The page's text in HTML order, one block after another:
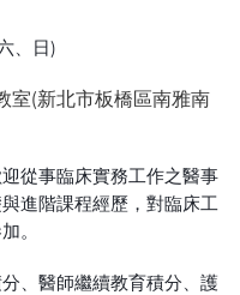
、日)
室(新北市板橋區南雅南
從事臨床實務工作之醫事
進階課程經歷，對臨床工
。
、醫師繼續教育積分、護